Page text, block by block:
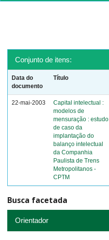
Conjunto de itens:
Data do
documento
Título
22-mai-2003
Capital intelectual :
modelos de
mensuração : estudo
de caso da
implantação do
balanço intelectual
da Companhia
Paulista de Trens
Metropolitanos -
CPTM
Busca facetada
Orientador